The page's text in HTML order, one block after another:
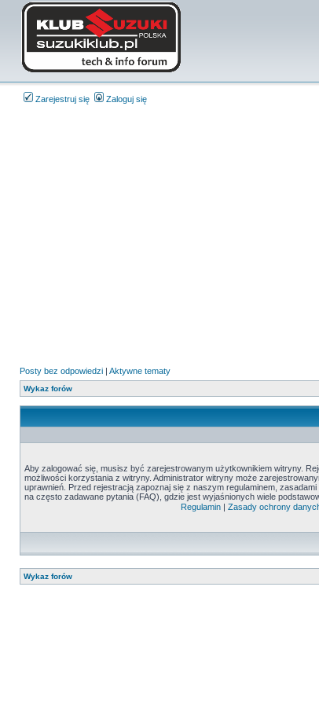
Zarejestruj się Zaloguj się
Posty bez odpowiedzi | Aktywne tematy
Wykaz forów
Aby zalogować się, musisz być zarejestrowanym użytkownikiem witryny.
możliwości korzystania z witryny. Administrator witryny może
uprawnień. Przed rejestracją zapoznaj się z naszym regulaminem,
na często zadawane pytania (FAQ), gdzie jest wyjaśnionych wiele
Regulamin| Zasady ochrony
Wykaz forów